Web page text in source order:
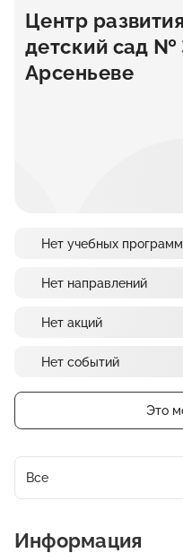
Центр
детский сад №
Арсеньеве
Нет учебных программ
Нет направлений
Нет акций
Нет событий
Это
Все
Информация